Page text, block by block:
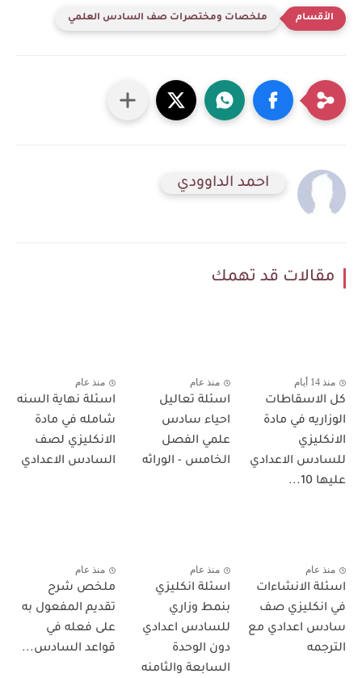
ملخصات ومختصرات صف السادس العلمي
احمد الداوودي
مقالات قد تهمك
منذ 14 أيام
كل الاسقاطات
الوزاريه في مادة
الانكليزي
للسادس الاعدادي
عليها 10...
منذ عام
اسئلة تعاليل
احياء سادس
علمي الفصل
الخامس - الوراثه
منذ عام
اسئلة نهاية السنه
شامله في مادة
الانكليزي لصف
السادس الاعدادي
منذ عام
اسئلة الانشاءات
في انكليزي صف
سادس اعدادي مع
الترجمه
منذ عام
اسئلة انكليزي
بنمط وزاري
للسادس اعدادي
دون الوحدة
السابعة والثامنه
منذ عام
ملخص شرح
تقديم المفعول به
على فعله في
قواعد السادس...